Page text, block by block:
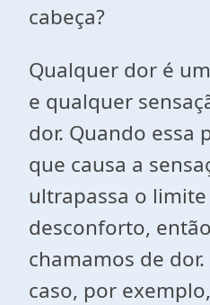
cabeça?
Qualquer dor é
e qualquer
dor. Quando essa
que causa a
ultrapassa o
desconforto,
chamamos de
caso, por